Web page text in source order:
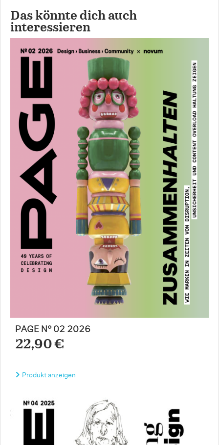
Das könnte dich auch
interessieren
PAGE N° 02 2026
22,90 €
Produkt anzeigen